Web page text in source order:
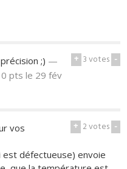
+ 3votes -
;) —
ptsle 29 fév
+ 2votes -
vos
est défectueuse) envoie